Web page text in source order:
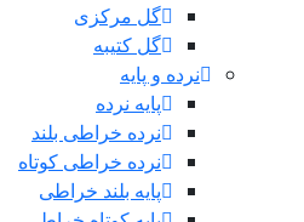
گل مرکزی
گل کتیبه
نرده و پایه
پایه نرده
نرده خراطی بلند
نرده خراطی کوتاه
پایه بلند خراطی